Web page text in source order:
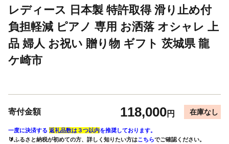
レディース 日本製 特許取得 滑り止め付
負担軽減 ピアノ 専用 お洒落 オシャレ 上
品 婦人 お祝い 贈り物 ギフト 茨城県 龍
ケ崎市
寄付金額 118,000円 在庫なし
一度に決済する 返礼品数は３つ以内を推奨しております。
🔰ふるさと納税が初めての方、詳しく知りたい方はこちらでご確認ください。